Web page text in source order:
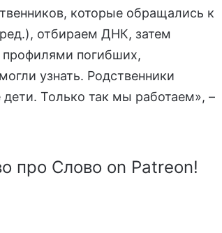
которые обращались к
отбираем ДНК, затем
профилями погибших,
узнать. Родственники
Только так мы работаем», –
про Слово on Patreon!